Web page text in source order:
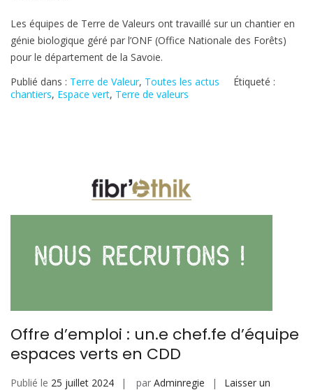
de
Terre
de
Valeurs
sur
Les équipes de Terre de Valeurs ont travaillé sur un chantier en
génie biologique géré par l’ONF (Office Nationale des Forêts)
pour le département de la Savoie.
Publié dans : Terre de Valeur, Toutes les actus
Étiqueté :
chantiers, Espace vert, Terre de valeurs
Offre d’emploi : un.e chef.fe d’équipe
espaces verts en CDD
Publié le 25 juillet 2024 par Adminregie
Laisser un